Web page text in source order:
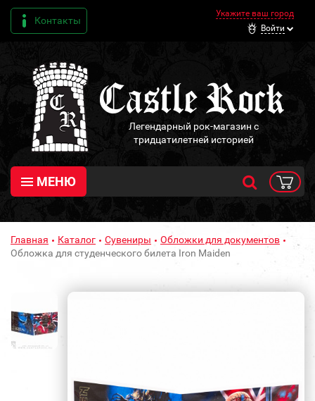
Контакты
Укажите ваш город
Войти
Легендарный рок-магазин с
тридцатилетней историей
МЕНЮ
Главная Каталог Сувениры
Обложки для документов
Обложка для студенческого билета Iron Maiden